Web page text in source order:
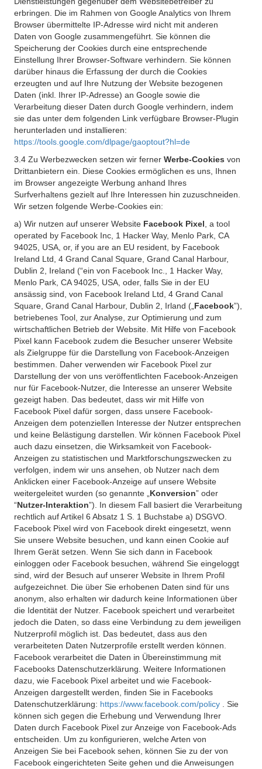
erbringen. Die im Rahmen von Google Analytics von Ihrem
Browser übermittelte IP-Adresse wird nicht mit anderen
Daten von Google zusammengeführt. Sie können die
Speicherung der Cookies durch eine entsprechende
Einstellung Ihrer Browser-Software verhindern. Sie können
darüber hinaus die Erfassung der durch die Cookies
erzeugten und auf Ihre Nutzung der Website bezogenen
Daten (inkl. Ihrer IP-Adresse) an Google sowie die
Verarbeitung dieser Daten durch Google verhindern, indem
sie das unter dem folgenden Link verfügbare Browser-Plugin
herunterladen und installieren:
https://tools.google.com/dlpage/gaoptout?hl=de
3.4 Zu Werbezwecken setzen wir ferner Werbe-Cookies von
Drittanbietern ein. Diese Cookies ermöglichen es uns, Ihnen
im Browser angezeigte Werbung anhand Ihres
Surfverhaltens gezielt auf Ihre Interessen hin zuzuschneiden.
Wir setzen folgende Werbe-Cookies ein:
a) Wir nutzen auf unserer Website Facebook Pixel , a tool
operated by Facebook Inc, 1 Hacker Way, Menlo Park, CA
94025, USA, or, if you are an EU resident, by Facebook
Ireland Ltd, 4 Grand Canal Square, Grand Canal Harbour,
Dublin 2, Ireland (“ein von Facebook Inc., 1 Hacker Way,
Menlo Park, CA 94025, USA, oder, falls Sie in der EU
ansässig sind, von Facebook Ireland Ltd, 4 Grand Canal
Square, Grand Canal Harbour, Dublin 2, Irland („ Facebook”),
betriebenes Tool, zur Analyse, zur Optimierung und zum
wirtschaftlichen Betrieb der Website. Mit Hilfe von Facebook
Pixel kann Facebook zudem die Besucher unserer Website
als Zielgruppe für die Darstellung von Facebook-Anzeigen
bestimmen. Daher verwenden wir Facebook Pixel zur
Darstellung der von uns veröffentlichten Facebook-Anzeigen
nur für Facebook-Nutzer, die Interesse an unserer Website
gezeigt haben. Das bedeutet, dass wir mit Hilfe von
Facebook Pixel dafür sorgen, dass unsere Facebook-
Anzeigen dem potenziellen Interesse der Nutzer entsprechen
und keine Belästigung darstellen. Wir können Facebook Pixel
auch dazu einsetzen, die Wirksamkeit von Facebook-
Anzeigen zu statistischen und Marktforschungszwecken zu
verfolgen, indem wir uns ansehen, ob Nutzer nach dem
Anklicken einer Facebook-Anzeige auf unsere Website
weitergeleitet wurden (so genannte „ Konversion” oder
“Nutzer-Interaktion”). In diesem Fall basiert die Verarbeitung
rechtlich auf Artikel 6 Absatz 1 S. 1 Buchstabe a) DSGVO.
Facebook Pixel wird von Facebook direkt eingesetzt, wenn
Sie unsere Website besuchen, und kann einen Cookie auf
Ihrem Gerät setzen. Wenn Sie sich dann in Facebook
einloggen oder Facebook besuchen, während Sie eingeloggt
sind, wird der Besuch auf unserer Website in Ihrem Profil
aufgezeichnet. Die über Sie erhobenen Daten sind für uns
anonym, also erhalten wir dadurch keine Informationen über
die Identität der Nutzer. Facebook speichert und verarbeitet
jedoch die Daten, so dass eine Verbindung zu dem jeweiligen
Nutzerprofil möglich ist. Das bedeutet, dass aus den
verarbeiteten Daten Nutzerprofile erstellt werden können.
Facebook verarbeitet die Daten in Übereinstimmung mit
Facebooks Datenschutzerklärung. Weitere Informationen
dazu, wie Facebook Pixel arbeitet und wie Facebook-
Anzeigen dargestellt werden, finden Sie in Facebooks
Datenschutzerklärung: https://www.facebook.com/policy
. Sie
können sich gegen die Erhebung und Verwendung Ihrer
Daten durch Facebook Pixel zur Anzeige von Facebook-Ads
entscheiden. Um zu konfigurieren, welche Arten von
Anzeigen Sie bei Facebook sehen, können Sie zu der von
Facebook eingerichteten Seite gehen und die Anweisungen